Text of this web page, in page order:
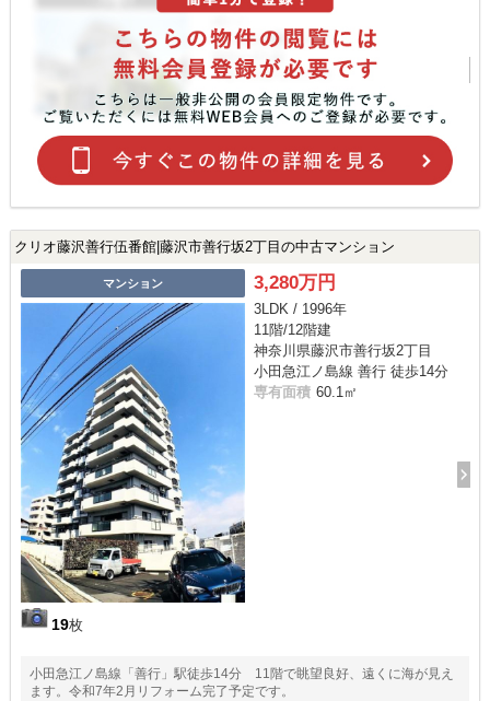
クリオ藤沢善行伍番館|藤沢市善行坂2丁目の中古マンション
マンション
19枚
3,280万円
3LDK / 1996年
11階/12階建
神奈川県藤沢市善行坂2丁目
小田急江ノ島線 善行 徒歩14分
専有面積 60.1㎡
小田急江ノ島線「善行」駅徒歩14分 11階で眺望良好、遠くに海が見え
ます。令和7年2月リフォーム完了予定です。